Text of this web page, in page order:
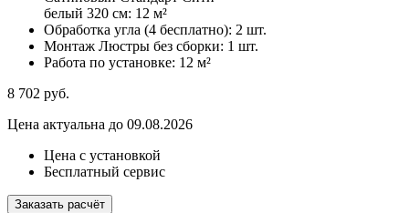
белый 320 см: 12 м²
Обработка угла (4 бесплатно): 2 шт.
Монтаж Люстры без сборки: 1 шт.
Работа по установке: 12 м²
8 702 руб.
Цена актуальна до 09.08.2026
Цена с установкой
Бесплатный сервис
Заказать расчёт